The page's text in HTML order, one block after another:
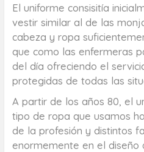
El uniforme consisitía
vestir similar al de las
cabeza y ropa
que como las enfermeras
del día ofreciendo el
protegidas de todas las
A partir de los años 80, el
tipo de ropa que usamos
de la profesión y distintos
enormemente en el diseño